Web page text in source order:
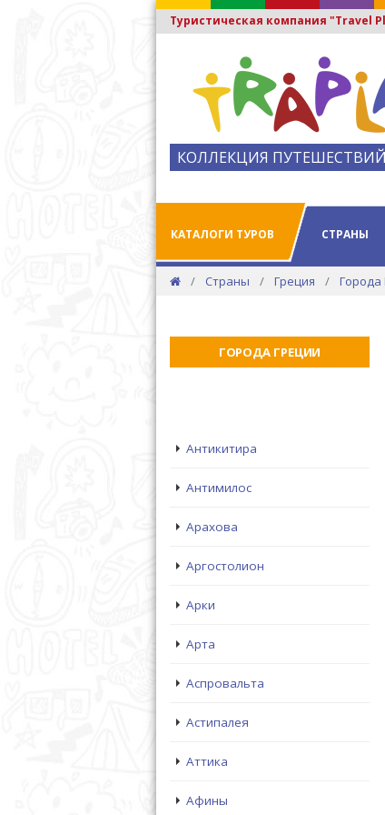
Туристическая компания "Travel
КОЛЛЕКЦИЯ ПУТЕШЕСТВИЙ
КАТАЛОГИ ТУРОВ СТРАНЫ
Страны Греция Города
ГОРОДА ГРЕЦИИ
Антикитира
Антимилос
Арахова
Аргостолион
Арки
Арта
Аспровальта
Астипалея
Аттика
Афины